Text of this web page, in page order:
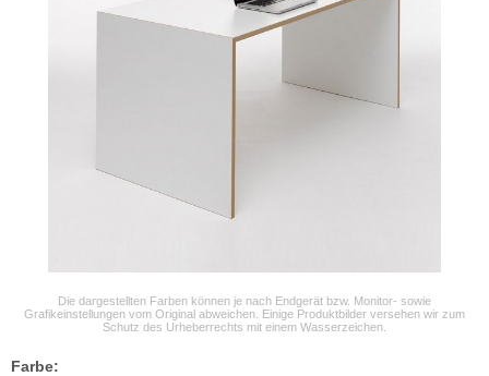
Die dargestellten Farben können je nach Endgerät bzw. Monitor- sowie
Grafikeinstellungen vom Original abweichen. Einige Produktbilder versehen wir zum
Schutz des Urheberrechts mit einem Wasserzeichen.
Farbe: